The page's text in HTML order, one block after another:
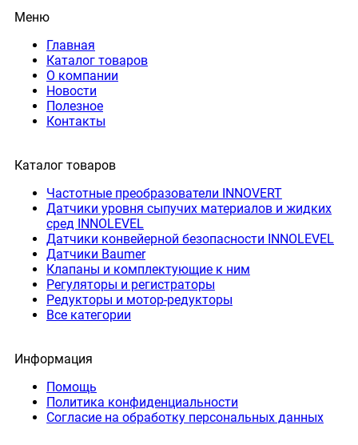
Меню
Главная
Каталог товаров
О компании
Новости
Полезное
Контакты
Каталог товаров
Частотные преобразователи INNOVERT
Датчики уровня сыпучих материалов и жидких
сред INNOLEVEL
Датчики конвейерной безопасности INNOLEVEL
Датчики Baumer
Клапаны и комплектующие к ним
Регуляторы и регистраторы
Редукторы и мотор-редукторы
Все категории
Информация
Помощь
Политика конфиденциальности
Согласие на обработку персональных данных